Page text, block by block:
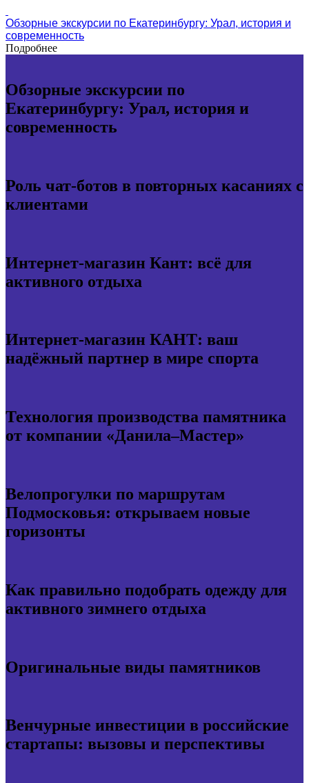
Обзорные экскурсии по Екатеринбургу: Урал, история и
современность
Подробнее
Обзорные экскурсии по
Екатеринбургу: Урал, история и
современность
Роль чат-ботов в повторных касаниях с
клиентами
Интернет-магазин Кант: всё для
активного отдыха
Интернет-магазин КАНТ: ваш
надёжный партнер в мире спорта
Технология производства памятника
от компании «Данила–Мастер»
Велопрогулки по маршрутам
Подмосковья: открываем новые
горизонты
Как правильно подобрать одежду для
активного зимнего отдыха
Оригинальные виды памятников
Венчурные инвестиции в российские
стартапы: вызовы и перспективы